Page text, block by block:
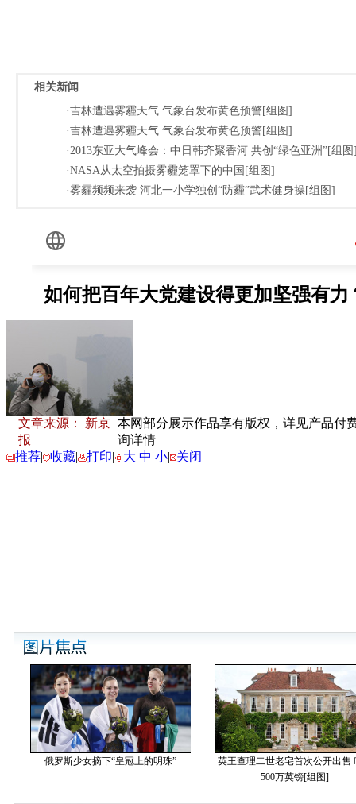
相关新闻
·吉林遭遇雾霾天气 气象台发布黄色预警[组图]
·吉林遭遇雾霾天气 气象台发布黄色预警[组图]
·2013东亚大气峰会：中日韩齐聚香河 共创“绿色亚洲”[组
·NASA从太空拍摄雾霾笼罩下的中国[组图]
·雾霾频频来袭 河北一小学独创“防霾”武术健身操[组图]
文章来源： 新京
报
本网部分展示作品享有版权，详见产品付
询详情
推荐| 收藏| 打印| 大 中 小| 关闭